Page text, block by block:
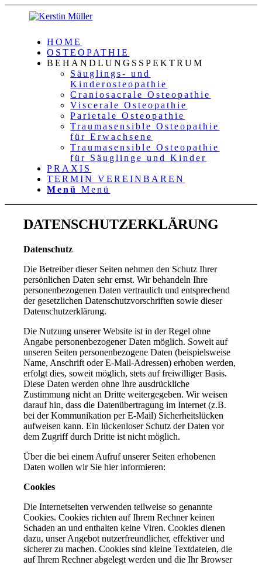
HOME
OSTEOPATHIE
BEHANDLUNGSSPEKTRUM
Säuglings- und
Kinderosteopathie
Craniosacrale Osteopathie
Viscerale Osteopathie
Parietale Osteopathie
Traumasensible Osteopathie
für Erwachsene
Traumasensible Osteopathie
für Säuglinge und Kinder
PRAXIS
TERMIN VEREINBAREN
Menü
Menü
DATENSCHUTZERKLÄRUNG
Datenschutz
Die Betreiber dieser Seiten nehmen den Schutz Ihrer
persönlichen Daten sehr ernst. Wir behandeln Ihre
personenbezogenen Daten vertraulich und entsprechend
der gesetzlichen Datenschutzvorschriften sowie dieser
Datenschutzerklärung.
Die Nutzung unserer Website ist in der Regel ohne
Angabe personenbezogener Daten möglich. Soweit auf
unseren Seiten personenbezogene Daten (beispielsweise
Name, Anschrift oder E-Mail-Adressen) erhoben werden,
erfolgt dies, soweit möglich, stets auf freiwilliger Basis.
Diese Daten werden ohne Ihre ausdrückliche
Zustimmung nicht an Dritte weitergegeben. Wir weisen
darauf hin, dass die Datenübertragung im Internet (z.B.
bei der Kommunikation per E-Mail) Sicherheitslücken
aufweisen kann. Ein lückenloser Schutz der Daten vor
dem Zugriff durch Dritte ist nicht möglich.
Über die bei einem Aufruf unserer Seiten erhobenen
Daten wollen wir Sie hier informieren:
Cookies
Die Internetseiten verwenden teilweise so genannte
Cookies. Cookies richten auf Ihrem Rechner keinen
Schaden an und enthalten keine Viren. Cookies dienen
dazu, unser Angebot nutzerfreundlicher, effektiver und
sicherer zu machen. Cookies sind kleine Textdateien, die
auf Ihrem Rechner abgelegt werden und die Ihr Browser